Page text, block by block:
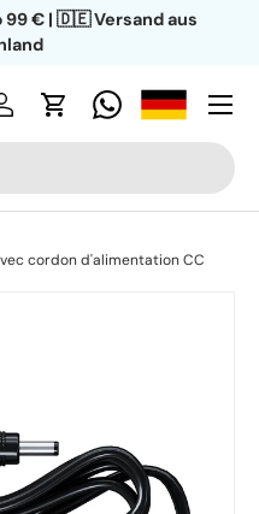
99 € | 🇩🇪 Versand aus
Se connecter
Panier
Menu
cordon d'alimentation CC